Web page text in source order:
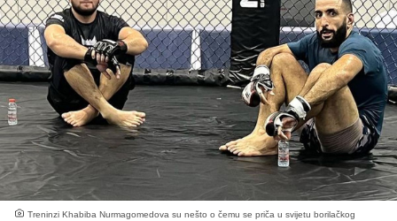
Treninzi Khabiba Nurmagomedova su nešto o čemu se priča u svijetu borilačkog